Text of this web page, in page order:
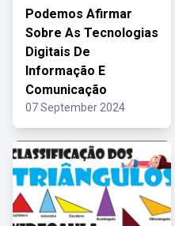
Podemos Afirmar
Sobre As Tecnologias
Digitais De
Informação E
Comunicação
07 September 2024